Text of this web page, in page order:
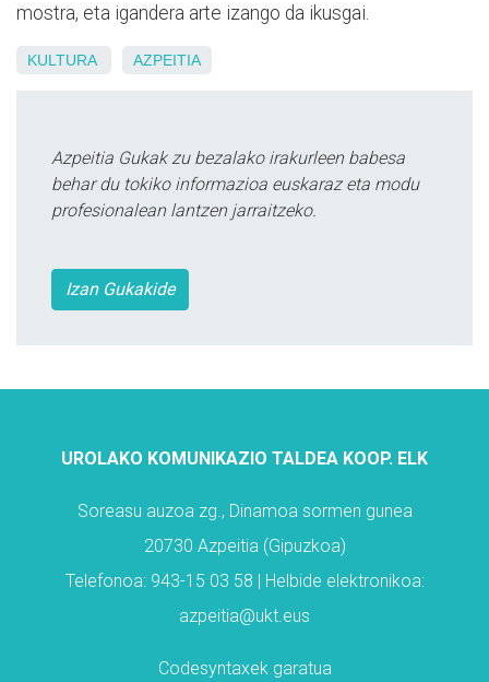
mostra, eta igandera arte izango da ikusgai.
KULTURA AZPEITIA
Azpeitia Gukak zu bezalako irakurleen babesa
behar du tokiko informazioa euskaraz eta modu
profesionalean lantzen jarraitzeko.
Izan Gukakide
UROLAKO KOMUNIKAZIO TALDEA KOOP. ELK
Soreasu auzoa zg., Dinamoa sormen gunea
20730 Azpeitia (Gipuzkoa)
Telefonoa: 943-15 03 58 | Helbide elektronikoa:
azpeitia@ukt.eus
Codesyntaxek garatua